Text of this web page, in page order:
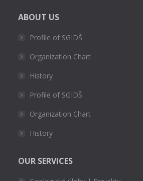
ABOUT US
Profile of SGIDŠ
Organization Chart
History
Profile of SGIDŠ
Organization Chart
History
OUR SERVICES